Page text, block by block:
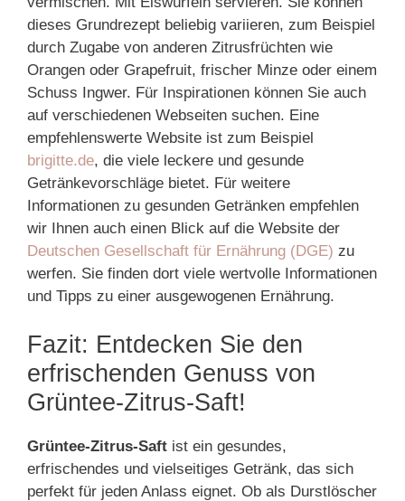
dieses Grundrezept beliebig variieren, zum Beispiel
durch Zugabe von anderen Zitrusfrüchten wie
Orangen oder Grapefruit, frischer Minze oder einem
Schuss Ingwer. Für Inspirationen können Sie auch
auf verschiedenen Webseiten suchen. Eine
empfehlenswerte Website ist zum Beispiel
brigitte.de, die viele leckere und gesunde
Getränkevorschläge bietet. Für weitere
Informationen zu gesunden Getränken empfehlen
wir Ihnen auch einen Blick auf die Website der
Deutschen Gesellschaft für Ernährung (DGE) zu
werfen. Sie finden dort viele wertvolle Informationen
und Tipps zu einer ausgewogenen Ernährung.
Fazit: Entdecken Sie den
erfrischenden Genuss von
Grüntee-Zitrus-Saft!
Grüntee-Zitrus-Saft ist ein gesundes,
erfrischendes und vielseitiges Getränk, das sich
perfekt für jeden Anlass eignet. Ob als Durstlöscher